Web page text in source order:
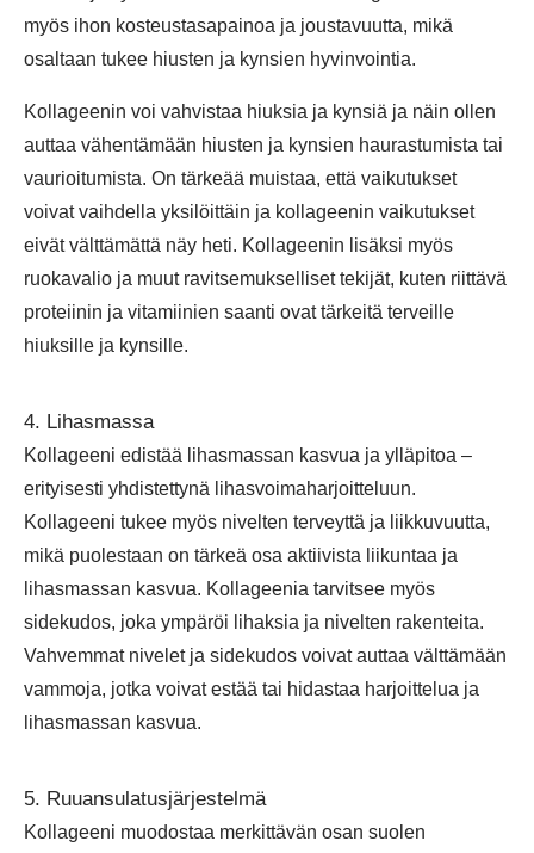
myös ihon kosteustasapainoa ja joustavuutta, mikä
osaltaan tukee hiusten ja kynsien hyvinvointia.
Kollageenin voi vahvistaa hiuksia ja kynsiä ja näin ollen
auttaa vähentämään hiusten ja kynsien haurastumista tai
vaurioitumista. On tärkeää muistaa, että vaikutukset
voivat vaihdella yksilöittäin ja kollageenin vaikutukset
eivät välttämättä näy heti. Kollageenin lisäksi myös
ruokavalio ja muut ravitsemukselliset tekijät, kuten riittävä
proteiinin ja vitamiinien saanti ovat tärkeitä terveille
hiuksille ja kynsille.
4. Lihasmassa
Kollageeni edistää lihasmassan kasvua ja ylläpitoa –
erityisesti yhdistettynä lihasvoimaharjoitteluun.
Kollageeni tukee myös nivelten terveyttä ja liikkuvuutta,
mikä puolestaan on tärkeä osa aktiivista liikuntaa ja
lihasmassan kasvua. Kollageenia tarvitsee myös
sidekudos, joka ympäröi lihaksia ja nivelten rakenteita.
Vahvemmat nivelet ja sidekudos voivat auttaa välttämään
vammoja, jotka voivat estää tai hidastaa harjoittelua ja
lihasmassan kasvua.
5. Ruuansulatusjärjestelmä
Kollageeni muodostaa merkittävän osan suolen